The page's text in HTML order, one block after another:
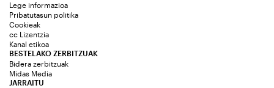
JARRAITU
Lege informazioa
Pribatutasun politika
Cookieak
cc Lizentzia
Kanal etikoa
BESTELAKO ZERBITZUAK
Bidera zerbitzuak
Midas Media